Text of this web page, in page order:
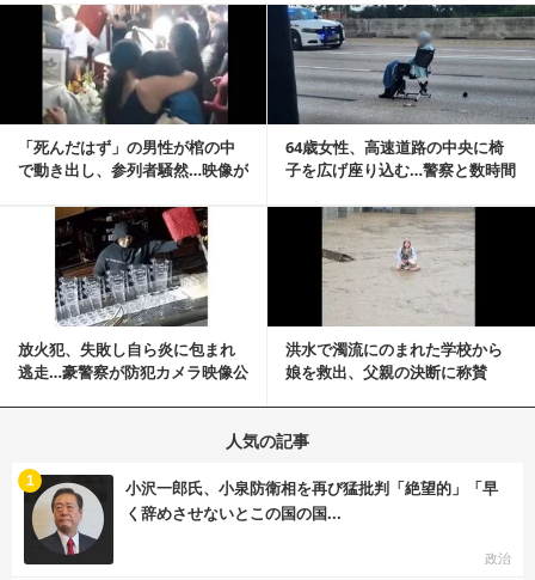
「死んだはず」の男性が棺の中
で動き出し、参列者騒然…映像が
64歳女性、高速道路の中央に椅
子を広げ座り込む…警察と数時間
記事を読む
放火犯、失敗し自ら炎に包まれ
逃走…豪警察が防犯カメラ映像公
洪水で濁流にのまれた学校から
娘を救出、父親の決断に称賛
記事を読む
人気の記事
小沢一郎氏、小泉防衛相を再び猛批判「絶望的」「早
く辞めさせないとこの国の国...
政治
1